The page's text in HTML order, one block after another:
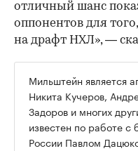
отличный шанс
оппонентов для
на драфт НХЛ», —
Мильштейн является
Никита Кучеров,
Задоров и многих
известен по работе
России Павлом